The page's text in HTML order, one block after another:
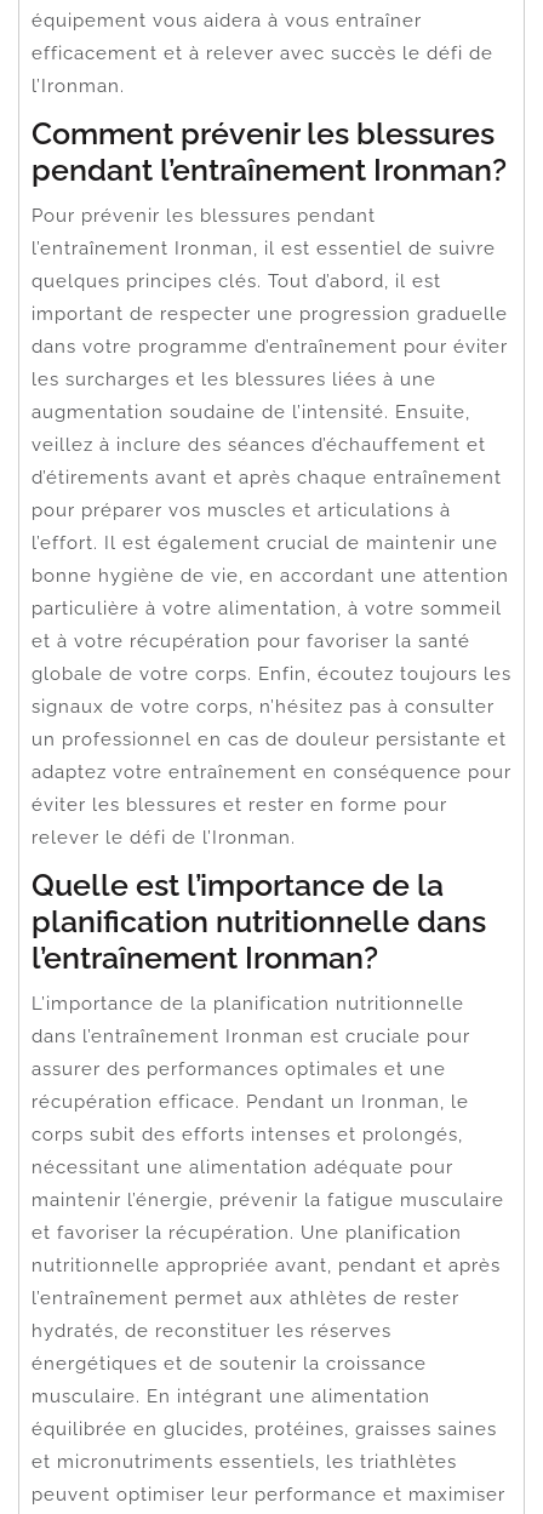
équipement vous aidera à vous entraîner
efficacement et à relever avec succès le défi de
l’Ironman.
Comment prévenir les blessures
pendant l’entraînement Ironman?
Pour prévenir les blessures pendant
l’entraînement Ironman, il est essentiel de suivre
quelques principes clés. Tout d’abord, il est
important de respecter une progression graduelle
dans votre programme d’entraînement pour éviter
les surcharges et les blessures liées à une
augmentation soudaine de l’intensité. Ensuite,
veillez à inclure des séances d’échauffement et
d’étirements avant et après chaque entraînement
pour préparer vos muscles et articulations à
l’effort. Il est également crucial de maintenir une
bonne hygiène de vie, en accordant une attention
particulière à votre alimentation, à votre sommeil
et à votre récupération pour favoriser la santé
globale de votre corps. Enfin, écoutez toujours les
signaux de votre corps, n’hésitez pas à consulter
un professionnel en cas de douleur persistante et
adaptez votre entraînement en conséquence pour
éviter les blessures et rester en forme pour
relever le défi de l’Ironman.
Quelle est l’importance de la
planification nutritionnelle dans
l’entraînement Ironman?
L’importance de la planification nutritionnelle
dans l’entraînement Ironman est cruciale pour
assurer des performances optimales et une
récupération efficace. Pendant un Ironman, le
corps subit des efforts intenses et prolongés,
nécessitant une alimentation adéquate pour
maintenir l’énergie, prévenir la fatigue musculaire
et favoriser la récupération. Une planification
nutritionnelle appropriée avant, pendant et après
l’entraînement permet aux athlètes de rester
hydratés, de reconstituer les réserves
énergétiques et de soutenir la croissance
musculaire. En intégrant une alimentation
équilibrée en glucides, protéines, graisses saines
et micronutriments essentiels, les triathlètes
peuvent optimiser leur performance et maximiser